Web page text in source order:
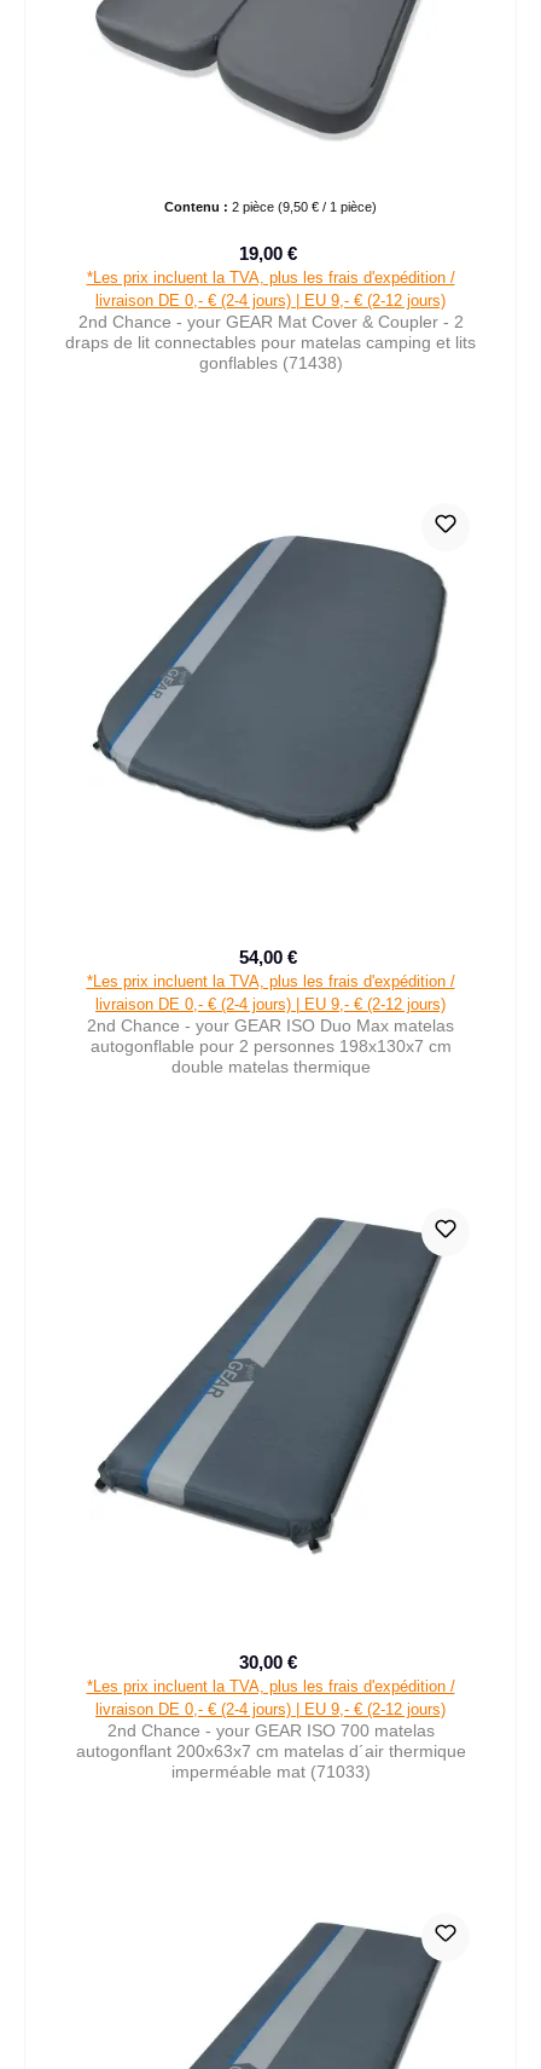
Contenu : 2 pièce (9,50 € / 1 pièce)
Prix de vente :
19,00 €
*Les prix incluent la TVA, plus les frais d'expédition /
livraison DE 0,- € (2-4 jours) | EU 9,- € (2-12 jours)
2nd Chance - your GEAR Mat Cover & Coupler - 2
draps de lit connectables pour matelas camping et lits
gonflables (71438)
Prix de vente :
54,00 €
*Les prix incluent la TVA, plus les frais d'expédition /
livraison DE 0,- € (2-4 jours) | EU 9,- € (2-12 jours)
2nd Chance - your GEAR ISO Duo Max matelas
autogonflable pour 2 personnes 198x130x7 cm
double matelas thermique
Prix de vente :
30,00 €
*Les prix incluent la TVA, plus les frais d'expédition /
livraison DE 0,- € (2-4 jours) | EU 9,- € (2-12 jours)
2nd Chance - your GEAR ISO 700 matelas
autogonflant 200x63x7 cm matelas d´air thermique
imperméable mat (71033)